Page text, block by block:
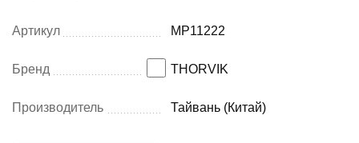
Артикул MP11222
Бренд THORVIK
Производитель Тайвань (Китай)